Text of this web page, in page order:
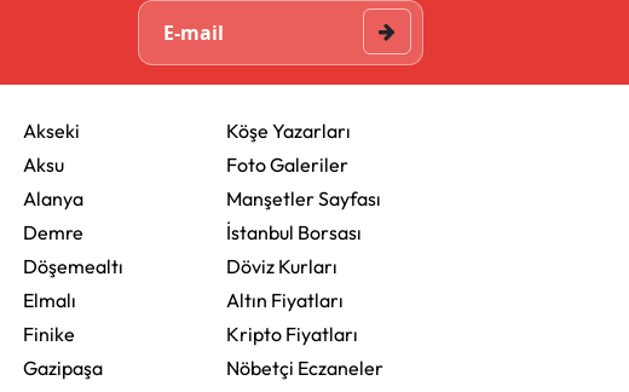
Akseki
Aksu
Alanya
Demre
Döşemealtı
Elmalı
Finike
Gazipaşa
Köşe Yazarları
Foto Galeriler
Manşetler Sayfası
İstanbul Borsası
Döviz Kurları
Altın Fiyatları
Kripto Fiyatları
Nöbetçi Eczaneler